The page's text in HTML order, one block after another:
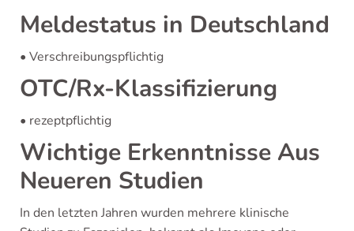
Meldestatus in Deutschland
• Verschreibungspflichtig
OTC/Rx-Klassifizierung
• rezeptpflichtig
Wichtige Erkenntnisse Aus
Neueren Studien
In den letzten Jahren wurden mehrere klinische